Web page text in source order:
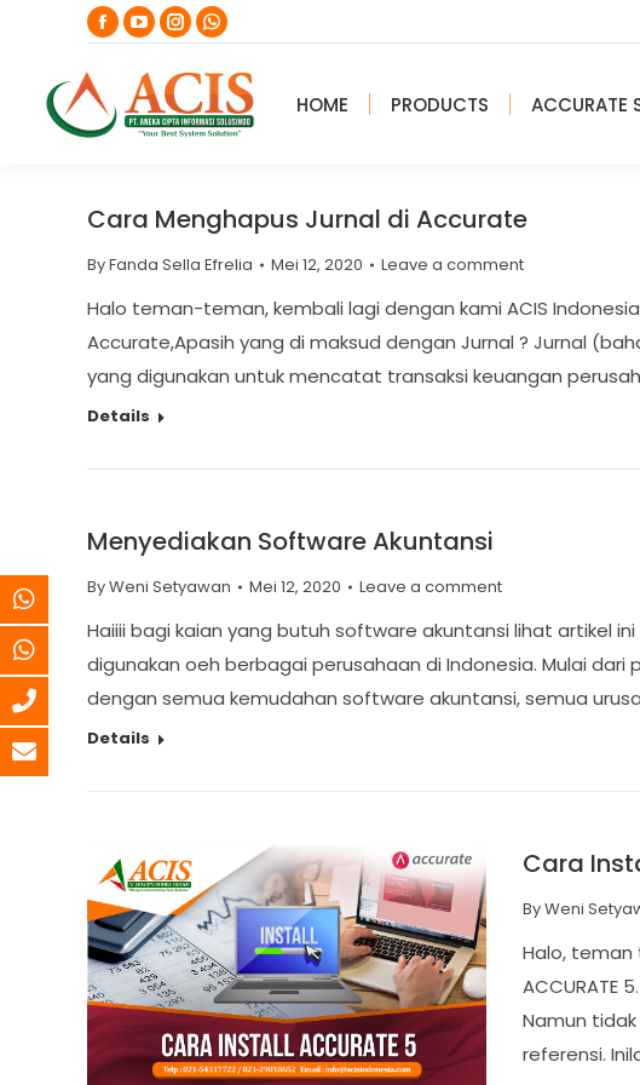
Facebook
page
opens
in
YouTube
page
opens
in
Instagram
page
opens
in
Whatsapp
page
opens
in
HOME PRODUCTS ACCURATE
Cara Menghapus Jurnal di Accurate
ByFanda Sella Efrelia Mei 12, 2020 Leave a comment
Halo teman-teman, kembali lagi dengan kami ACIS
Accurate,Apasih yang di maksud dengan Jurnal ? Jurnal
yang digunakan untuk mencatat transaksi keuangan
Details
Menyediakan Software Akuntansi
ByWeni Setyawan Mei 12, 2020 Leave a comment
Haiiii bagi kaian yang butuh software akuntansi lihat artikel
digunakan oeh berbagai perusahaan di Indonesia. Mulai
dengan semua kemudahan software akuntansi, semua
Details
Cara
ByWeni
Halo, teman
ACCURATE
Namun
referensi.